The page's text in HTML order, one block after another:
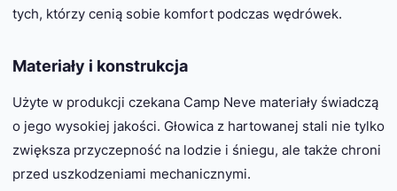
tych, którzy cenią sobie komfort podczas wędrówek.
Materiały i konstrukcja
Użyte w produkcji czekana Camp Neve materiały świadczą
o jego wysokiej jakości. Głowica z hartowanej stali nie tylko
zwiększa przyczepność na lodzie i śniegu, ale także chroni
przed uszkodzeniami mechanicznymi.